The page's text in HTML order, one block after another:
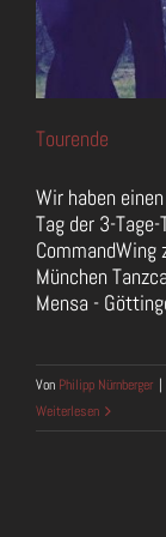
Tourende
Wir haben
Tag der 3-
München
Mensa -
Von Philipp Nürnberger |
Weiterlesen